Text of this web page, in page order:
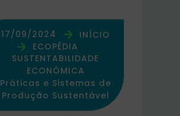
17/09/2024
INÍCIO
ECOPÉDIA
SUSTENTABILIDADE
ECONÔMICA
Práticas e Sistemas de
Produção Sustentável